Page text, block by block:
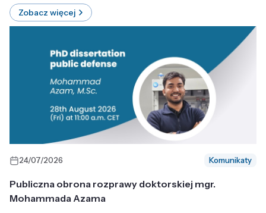
Zobacz więcej
24/07/2026 Komunikaty
Publiczna obrona rozprawy doktorskiej mgr.
Mohammada Azama